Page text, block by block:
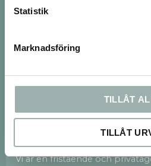
Statistik
Marknadsföring
TILLÅT
TILLÅT
Vi finns både på webben och
stor fysisk butik i Tumba och
Huddinge Centrum.
Vi är en fristående och